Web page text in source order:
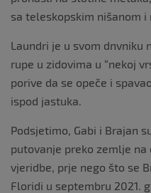
sa teleskopskim nišanom i
Laundri je u svom dnvniku
rupe u zidovima u “nekoj
porive da se opeče i
ispod jastuka.
Podsjetimo, Gabi i Brajan
putovanje preko zemlje
vjeridbe, prje nego što se
Floridi u septembru 2021.